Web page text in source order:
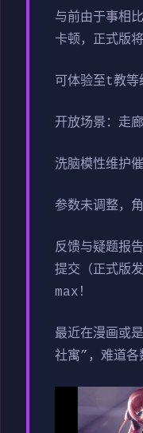
与前由于事相
卡顿，正式版
可体验至t教等
开放场景：走
洗脑模性维护
参数未调整，
反馈与疑题报
提交（正式版
max！
最近在漫画或
社寓”，难道各